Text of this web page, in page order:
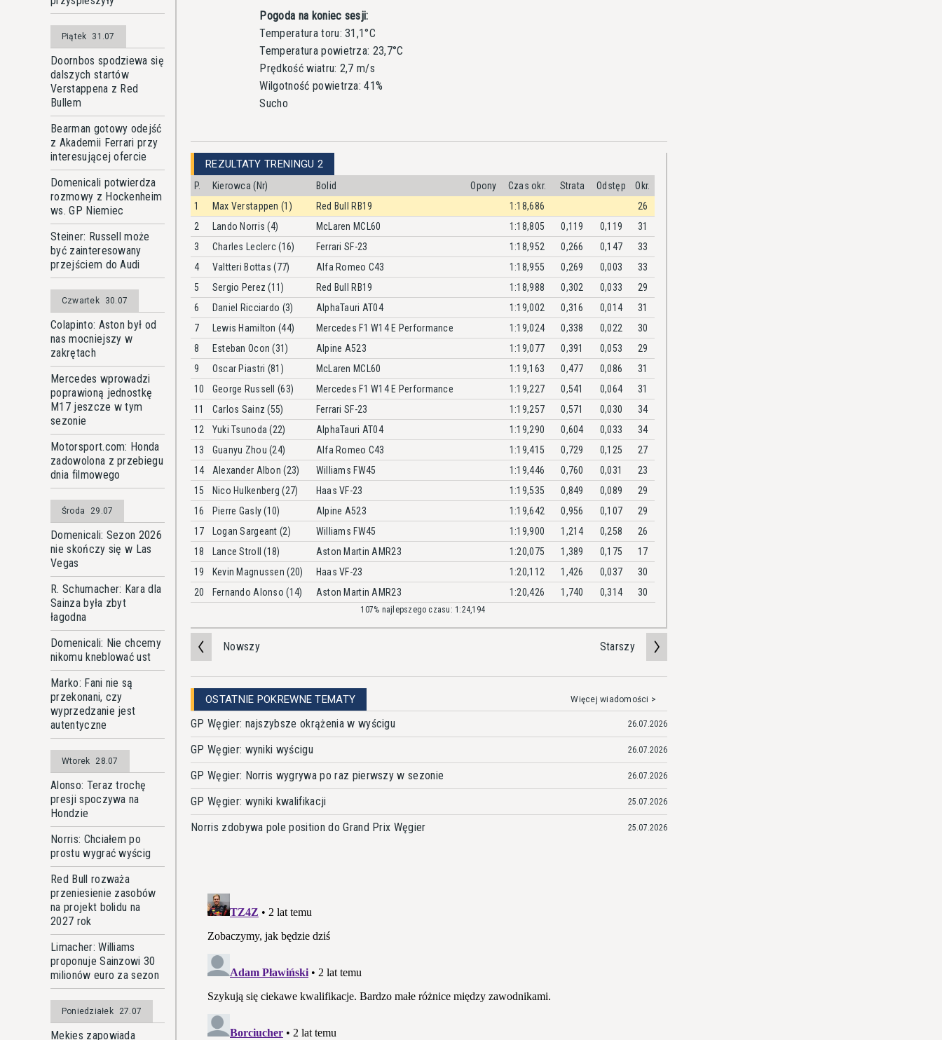
Piątek 31.07
Doornbos spodziewa się
dalszych startów
Verstappena z Red
Bullem
Bearman gotowy odejść
z Akademii Ferrari przy
interesującej ofercie
Domenicali potwierdza
rozmowy z Hockenheim
ws. GP Niemiec
Steiner: Russell może
być zainteresowany
przejściem do Audi
Czwartek 30.07
Colapinto: Aston był od
nas mocniejszy w
zakrętach
Mercedes wprowadzi
poprawioną jednostkę
M17 jeszcze w tym
sezonie
Motorsport.com: Honda
zadowolona z przebiegu
dnia filmowego
Środa 29.07
Domenicali: Sezon 2026
nie skończy się w Las
Vegas
R. Schumacher: Kara dla
Sainza była zbyt
łagodna
Domenicali: Nie chcemy
nikomu kneblować ust
Marko: Fani nie są
przekonani, czy
wyprzedzanie jest
autentyczne
Wtorek 28.07
Alonso: Teraz trochę
presji spoczywa na
Hondzie
Norris: Chciałem po
prostu wygrać wyścig
Red Bull rozważa
przeniesienie zasobów
na projekt bolidu na
2027 rok
Limacher: Williams
proponuje Sainzowi 30
milionów euro za sezon
Poniedziałek 27.07
Mekies zapowiada
Pogoda na koniec sesji:
Temperatura toru: 31,1°C
Temperatura powietrza: 23,7°C
Prędkość wiatru: 2,7 m/s
Wilgotność powietrza: 41%
Sucho
REZULTATY TRENINGU 2
P. Kierowca (Nr) Bolid Opony Czas okr. Strata Odstęp
Okr.
1
Max Verstappen (1) Red Bull RB19 1:18,686
26
2
Lando Norris (4) McLaren MCL60 1:18,805 0,119 0,119
31
3
Charles Leclerc (16) Ferrari SF-23 1:18,952 0,266 0,147
33
4
Valtteri Bottas (77) Alfa Romeo C43 1:18,955 0,269 0,003
33
5
Sergio Perez (11) Red Bull RB19 1:18,988 0,302 0,033
29
6
Daniel Ricciardo (3) AlphaTauri AT04 1:19,002 0,316 0,014
31
7
Lewis Hamilton (44) Mercedes F1 W14 E Performance 1:19,024 0,338 0,022
30
8
Esteban Ocon (31) Alpine A523 1:19,077 0,391 0,053
29
9
Oscar Piastri (81) McLaren MCL60 1:19,163 0,477 0,086
31
10
George Russell (63) Mercedes F1 W14 E Performance 1:19,227 0,541 0,064
31
11
Carlos Sainz (55) Ferrari SF-23 1:19,257 0,571 0,030
34
12
Yuki Tsunoda (22) AlphaTauri AT04 1:19,290 0,604 0,033
34
13
Guanyu Zhou (24) Alfa Romeo C43 1:19,415 0,729 0,125
27
14
Alexander Albon (23) Williams FW45 1:19,446 0,760 0,031
23
15
Nico Hulkenberg (27) Haas VF-23 1:19,535 0,849 0,089
29
16
Pierre Gasly (10) Alpine A523 1:19,642 0,956 0,107
29
17
Logan Sargeant (2) Williams FW45 1:19,900 1,214 0,258
26
18
Lance Stroll (18) Aston Martin AMR23 1:20,075 1,389 0,175
17
19
Kevin Magnussen (20) Haas VF-23 1:20,112 1,426 0,037
30
20
Fernando Alonso (14) Aston Martin AMR23 1:20,426 1,740 0,314 30
107% najlepszego czasu: 1:24,194
Nowszy Starszy
OSTATNIE POKREWNE TEMATY Więcej wiadomości >
GP Węgier: najszybsze okrążenia w wyścigu 26.07.2026
GP Węgier: wyniki wyścigu 26.07.2026
GP Węgier: Norris wygrywa po raz pierwszy w sezonie 26.07.2026
GP Węgier: wyniki kwalifikacji 25.07.2026
Norris zdobywa pole position do Grand Prix Węgier 25.07.2026